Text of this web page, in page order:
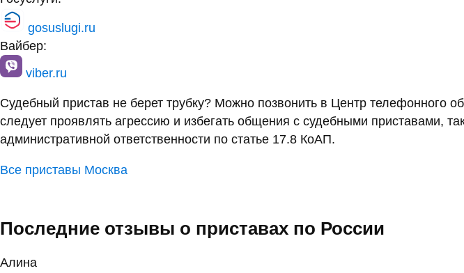
gosuslugi.ru
Вайбер:
viber.ru
Судебный пристав не берет трубку? Можно позвонить в Центр телефонного
следует проявлять агрессию и избегать общения с судебными приставами,
административной ответственности по статье 17.8 КоАП.
Все приставы Москва
Последние отзывы о приставах по России
Алина